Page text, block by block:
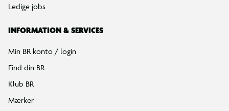
Ledige jobs
INFORMATION & SERVICES
Min BR konto / login
Find din BR
Klub BR
Mærker